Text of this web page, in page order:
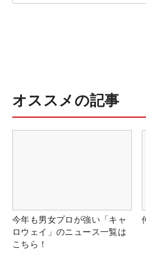
オススメの記事
今年も男女プロが強い「キャ
ロウェイ」のニュース一覧は
こちら！